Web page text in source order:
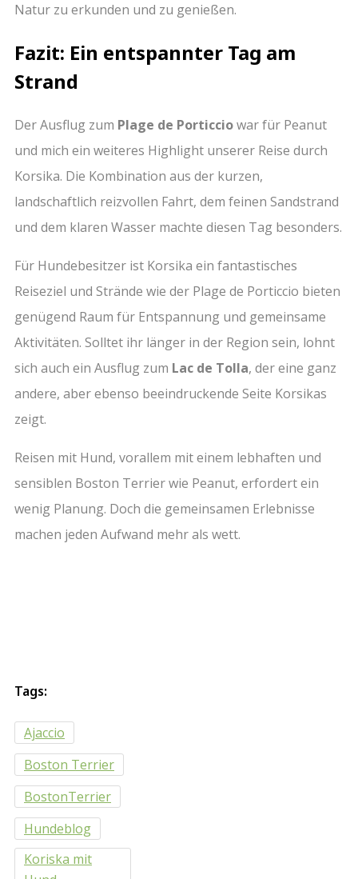
Natur zu erkunden und zu genießen.
Fazit: Ein entspannter Tag am
Strand
Der Ausflug zum Plage de Porticciowar für Peanut
und mich ein weiteres Highlight unserer Reise durch
Korsika. Die Kombination aus der kurzen,
landschaftlich reizvollen Fahrt, dem feinen Sandstrand
und dem klaren Wasser machte diesen Tag besonders.
Für Hundebesitzer ist Korsika ein fantastisches
Reiseziel und Strände wie der Plage de Porticcio bieten
genügend Raum für Entspannung und gemeinsame
Aktivitäten. Solltet ihr länger in der Region sein, lohnt
sich auch ein Ausflug zum Lac de Tolla, der eine ganz
andere, aber ebenso beeindruckende Seite Korsikas
zeigt.
Reisen mit Hund, vorallem mit einem lebhaften und
sensiblen Boston Terrier wie Peanut, erfordert ein
wenig Planung. Doch die gemeinsamen Erlebnisse
machen jeden Aufwand mehr als wett.
Tags:
Ajaccio
Boston Terrier
BostonTerrier
Hundeblog
Koriska mit